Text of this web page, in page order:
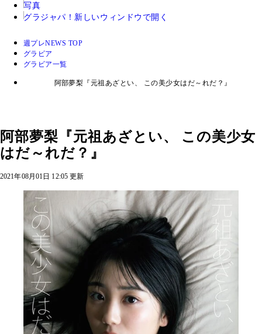
写真
グラジャパ！ 新しいウィンドウで開く
週プレNEWS TOP
グラビア
グラビア一覧
阿部夢梨『元祖あざとい、 この美少女はだ～れだ？』
阿部夢梨『元祖あざとい、 この美少女
はだ～れだ？』
2021年08月01日 12:05 更新